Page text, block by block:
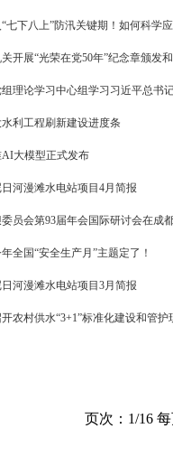
七下八上”防汛关键期！如何科学
开展“光荣在党50年”纪念章颁发
理论学习中心组学习习近平总书
利工程刷新建设进度条
大模型正式发布
河漫滩水电站项目4月简报
委员会第93届年会国际研讨会在成
全国“安全生产月”主题定了！
河漫滩水电站项目3月简报
农村供水“3+1”标准化建设和管护
页次：1/16